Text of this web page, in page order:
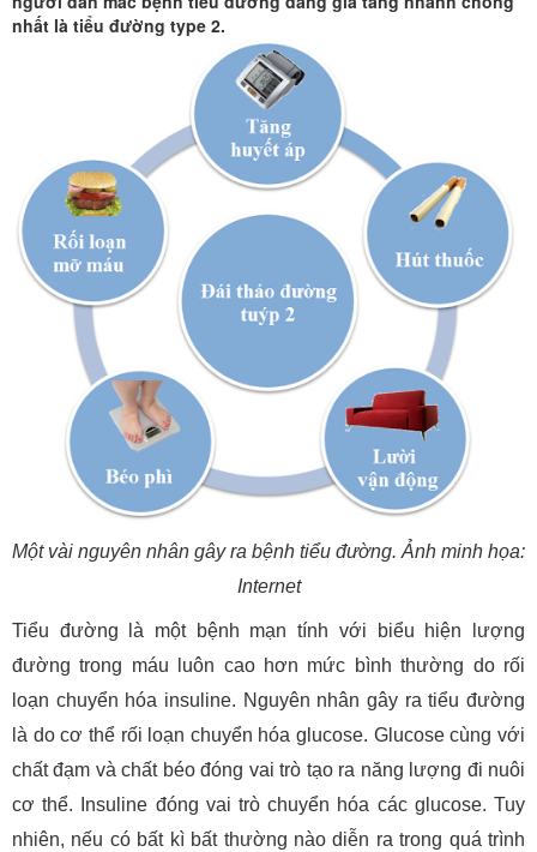
nhất là tiểu đường type 2.
Một vài nguyên nhân gây ra bệnh tiểu đường. Ảnh minh họa:
Internet
Tiểu đường là một bệnh mạn tính với biểu hiện lượng
đường trong máu luôn cao hơn mức bình thường do rối
loạn chuyển hóa insuline. Nguyên nhân gây ra tiểu đường
là do cơ thể rối loạn chuyển hóa glucose. Glucose cùng với
chất đạm và chất béo đóng vai trò tạo ra năng lượng đi nuôi
cơ thể. Insuline đóng vai trò chuyển hóa các glucose. Tuy
nhiên, nếu có bất kì bất thường nào diễn ra trong quá trình